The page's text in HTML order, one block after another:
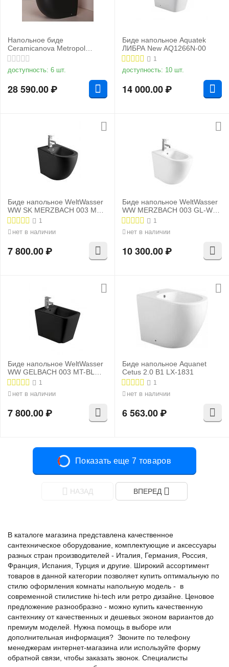
В каталоге магазина представлена качественное
сантехническое оборудование, комплектующие и аксессуары
разных стран производителей - Италия, Германия, Россия,
Франция, Испания, Турция и другие. Широкий ассортимент
товаров в данной категории позволяет купить оптимальную по
стилю оформления комнаты напольную модель - в
современной стилистике hi-tech или ретро дизайне. Ценовое
предложение разнообразно - можно купить качественную
сантехнику от качественных и дешевых эконом вариантов до
премиум моделей. Нужна помощь в выборе или
дополнительная информация? Звоните по телефону
менеджерам интернет-магазина или используйте форму
обратной связи, чтобы заказать звонок. Специалисты
Напольное биде
Ceramicanova Metropol
CN4005MB
доступность: 6 шт.
28 590.00₽
Биде напольное Aquatek
ЛИБРА New AQ1266N-00
1
доступность: 10 шт.
14 000.00₽
Биде напольное WeltWasser
WW SK MERZBACH 003 MT-
BL черный матовый
1
нет в наличии
7 800.00₽
Биде напольное WeltWasser
WW MERZBACH 003 GL-WT
белый глянец
1
нет в наличии
10 300.00₽
Биде напольное WeltWasser
WW GELBACH 003 MT-BL
черный матовый
1
нет в наличии
7 800.00₽
Биде напольное Aquanet
Cetus 2.0 B1 LX-1831
1
нет в наличии
6 563.00₽
Показать еще 7 товаров
НАЗАД ВПЕРЕД